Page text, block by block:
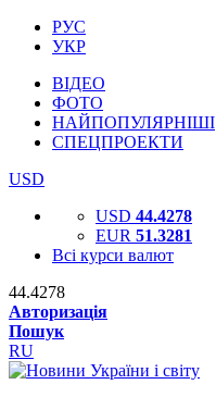
РУС
УКР
ВІДЕО
ФОТО
НАЙПОПУЛЯРНІШІ
СПЕЦПРОЕКТИ
USD
USD 44.4278
EUR 51.3281
Всі курси валют
44.4278
Авторизація
Пошук
RU